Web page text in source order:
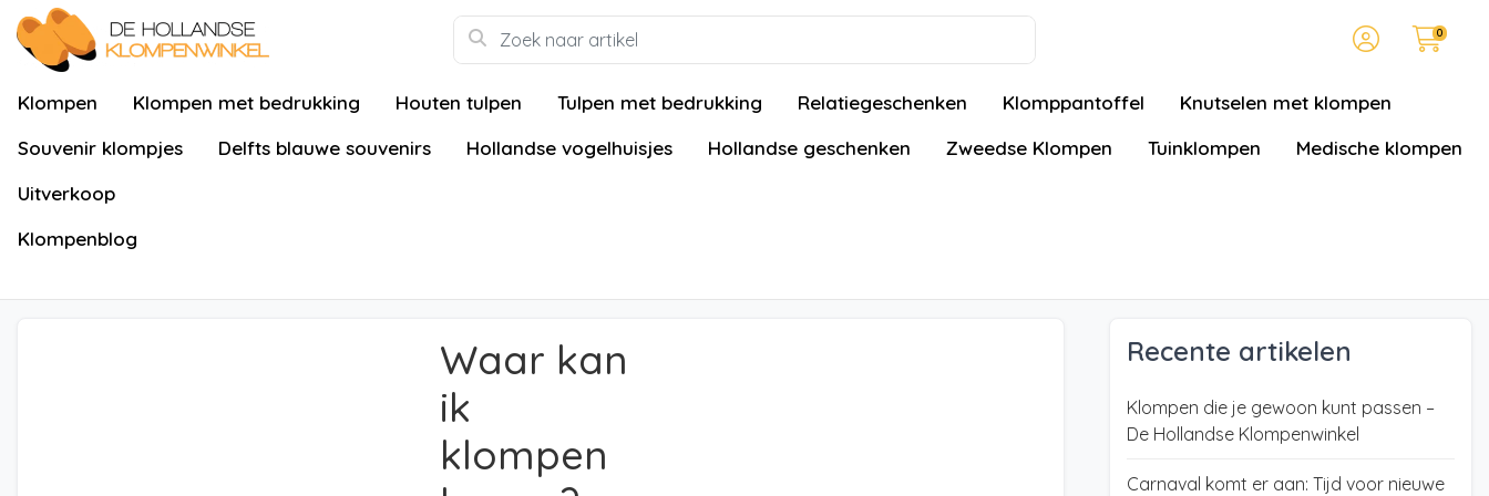
0
Klompen Klompen met bedrukking Houten tulpen Tulpen met bedrukking Relatiegeschenken Klomppantoffel
Knutselen met klompen
Souvenir klompjes
Delfts blauwe souvenirs Hollandse vogelhuisjes Hollandse geschenken Zweedse Klompen Tuinklompen
Medische klompen
Uitverkoop
Klompenblog
Waar kan
ik
klompen
Recente artikelen
Klompen die je gewoon kunt passen –
De Hollandse Klompenwinkel
Carnaval komt er aan: Tijd voor nieuwe